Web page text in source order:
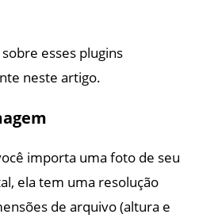
esses plugins
neste artigo.
importa uma foto de seu
ela tem uma resolução
de arquivo (altura e